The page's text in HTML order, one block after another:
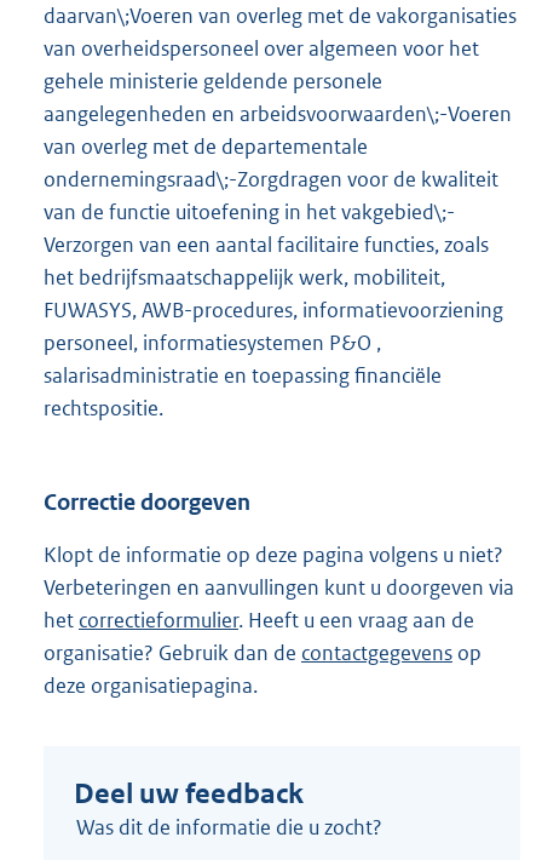
daarvan\;Voeren van overleg met de vakorganisaties
van overheidspersoneel over algemeen voor het
gehele ministerie geldende personele
aangelegenheden en arbeidsvoorwaarden\;-Voeren
van overleg met de departementale
ondernemingsraad\;-Zorgdragen voor de kwaliteit
van de functie uitoefening in het vakgebied\;-
Verzorgen van een aantal facilitaire functies, zoals
het bedrijfsmaatschappelijk werk, mobiliteit,
FUWASYS, AWB-procedures, informatievoorziening
personeel, informatiesystemen P&O ,
salarisadministratie en toepassing financiële
rechtspositie.
Correctie doorgeven
Klopt de informatie op deze pagina volgens u niet?
Verbeteringen en aanvullingen kunt u doorgeven via
het correctieformulier. Heeft u een vraag aan de
organisatie? Gebruik dan de contactgegevens op
deze organisatiepagina.
Deel uw feedback
Was dit de informatie die u zocht?